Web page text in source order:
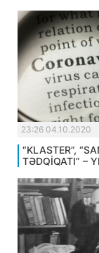
23:26 04.10.2020
“KLASTER”,
TƏDQİQATI” –